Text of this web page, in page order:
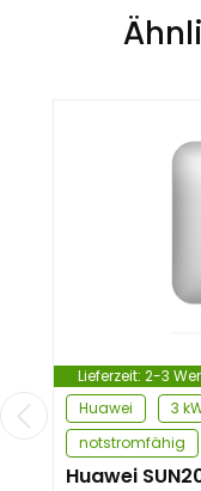
Lieferzeit: 2-3
Huawei
3
notstromfähig
Huawei